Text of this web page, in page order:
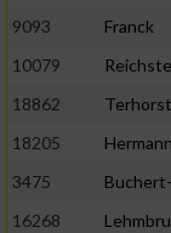
9093
Franck
10079
18862
Terhorst
18205
Hermann
3475
16268